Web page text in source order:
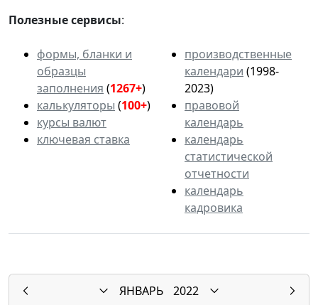
Полезные сервисы:
формы, бланки и
образцы
заполнения (1267+)
калькуляторы (100+)
курсы валют
ключевая ставка
производственные
календари (1998-
2023)
правовой
календарь
календарь
статистической
отчетности
календарь
кадровика
ЯНВАРЬ
2022